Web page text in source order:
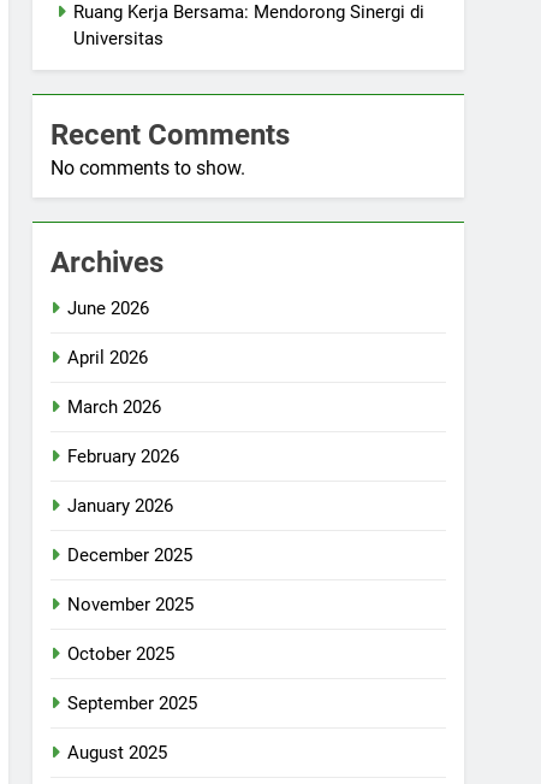
Ruang Kerja Bersama: Mendorong Sinergi di
Universitas
Recent Comments
No comments to show.
Archives
June 2026
April 2026
March 2026
February 2026
January 2026
December 2025
November 2025
October 2025
September 2025
August 2025